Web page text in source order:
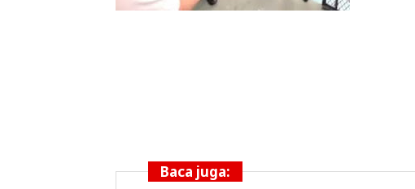
Baca juga: